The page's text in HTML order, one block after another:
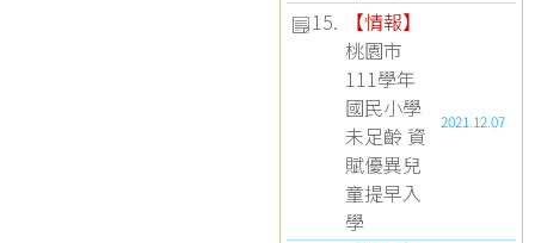
15. 【情報】
桃園市
111學年
國民小學
未足齡 資
賦優異兒
童提早入
學
2021.12.07